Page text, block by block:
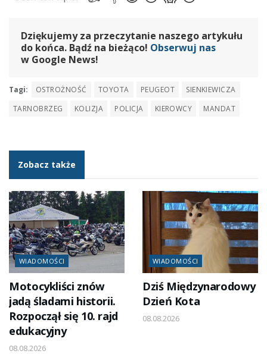
Dziękujemy za przeczytanie naszego artykułu
do końca. Bądź na bieżąco! Obserwuj nas
w Google News!
Tagi: OSTROŻNOŚĆ TOYOTA PEUGEOT
SIENKIEWICZA
TARNOBRZEG
KOLIZJA POLICJA KIEROWCY MANDAT
Zobacz także
WIADOMOŚCI
Motocykliści znów
jadą śladami historii.
Rozpoczął się 10. rajd
edukacyjny
08.08.2026
WIADOMOŚCI
Dziś Międzynarodowy
Dzień Kota
08.08.2026